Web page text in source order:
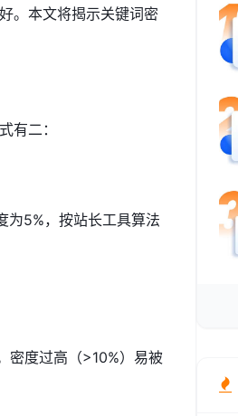
。本文将揭示关键词密
有二：
为5%，按站长工具算法
密度过高（>10%）易被